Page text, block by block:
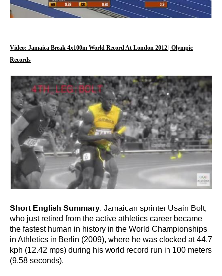
Video: Jamaica Break 4x100m World Record At London 2012 | Olympic
Records
Short English Summary: Jamaican sprinter Usain Bolt,
who just retired from the active athletics career became
the fastest human in history in the World Championships
in Athletics in Berlin (2009), where he was clocked at 44.7
kph (12.42 mps) during his world record run in 100 meters
(9.58 seconds).